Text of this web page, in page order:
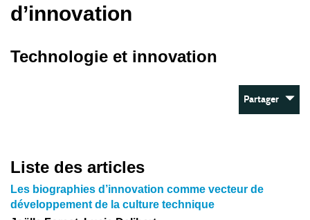
d’innovation
Technologie et innovation
Partager
Liste des articles
Les biographies d’innovation comme vecteur de
développement de la culture technique